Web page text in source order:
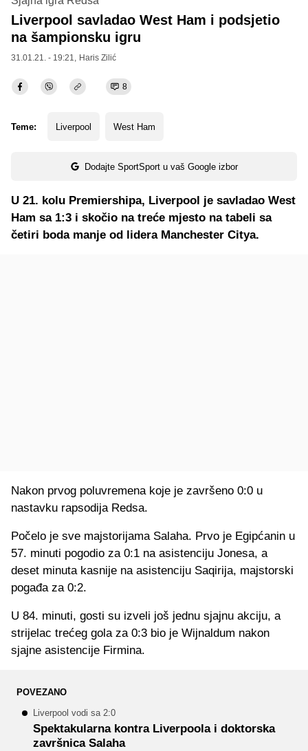
Liverpool savladao West Ham i podsjetio
na šampionsku igru
31.01.21. - 19:21, Haris Zilić
8
Teme: Liverpool West Ham
Dodajte SportSport u vaš Google izbor
U 21. kolu Premiershipa, Liverpool je savladao West
Ham sa 1:3 i skočio na treće mjesto na tabeli sa
četiri boda manje od lidera Manchester Citya.
Nakon prvog poluvremena koje je završeno 0:0 u
nastavku rapsodija Redsa.
Počelo je sve majstorijama Salaha. Prvo je Egipćanin u
57. minuti pogodio za 0:1 na asistenciju Jonesa, a
deset minuta kasnije na asistenciju Saqirija, majstorski
pogađa za 0:2.
U 84. minuti, gosti su izveli još jednu sjajnu akciju, a
strijelac trećeg gola za 0:3 bio je Wijnaldum nakon
sjajne asistencije Firmina.
POVEZANO
Liverpool vodi sa 2:0
Spektakularna kontra Liverpoola i doktorska
završnica Salaha